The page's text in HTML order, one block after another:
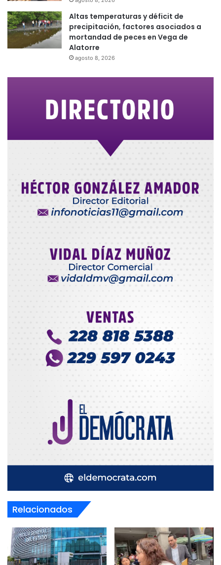
Altas temperaturas y déficit de
precipitación, factores asociados a
mortandad de peces en Vega de
Alatorre
agosto 8, 2026
Relacionados